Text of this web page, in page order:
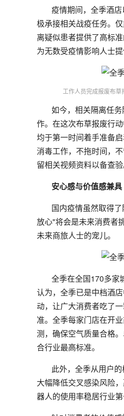
疫情期间，全季酒
极承接相关战疫任务。
离疑似患者提供了高标
为无数受疫情影响人士
工作人员完成报废布草
如今，相关隔离任
作。在这次布草报废行
均于第一时间着手准备
消毒工作，不拖时间，
留相关视频资料以备查验
安心感与价值感兼
国内疫情虽然取得
放心"将会是未来消费者
未来商旅人士的宠儿。
全季在全国170多家
认为，全季已是中档酒
动，让广大消费者吃了
准。全季每家门店在开
测，确保空气质量合格
合行业最高标准。
此外，全季从用户
大幅降低交叉感染风险
器人的使用率稳居行业第